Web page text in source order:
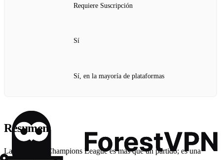
Requiere Suscripción
Sí
Sí, en la mayoría de plataformas
Resumen
La final de la Champions League es más que un partido; es una